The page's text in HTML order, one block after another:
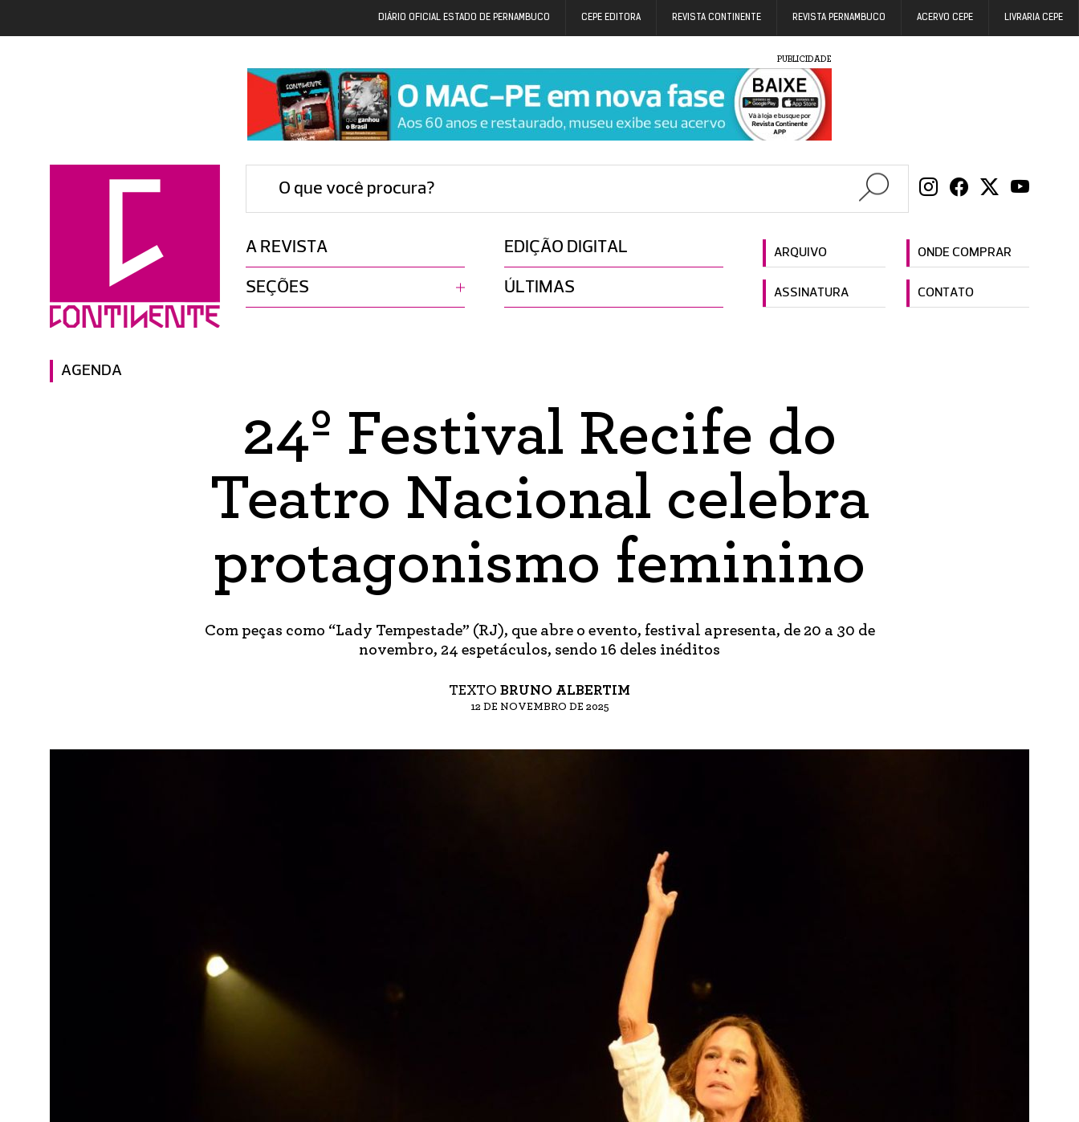
DIÁRIO OFICIAL ESTADO DE PERNAMBUCO CEPE EDITORA REVISTA CONTINENTE REVISTA PERNAMBUCO ACERVO CEPE LIVRARIA CEPE
PUBLICIDADE
O que você procura?
A REVISTA EDIÇÃO DIGITAL ARQUIVO ONDE COMPRAR
SEÇÕES ÚLTIMAS ASSINATURA CONTATO
AGENDA
24º Festival Recife do
Teatro Nacional celebra
protagonismo feminino
Com peças como “Lady Tempestade” (RJ), que abre o evento, festival apresenta, de 20 a 30 de
novembro, 24 espetáculos, sendo 16 deles inéditos
TEXTO BRUNO ALBERTIM
12 DE NOVEMBRO DE 2025